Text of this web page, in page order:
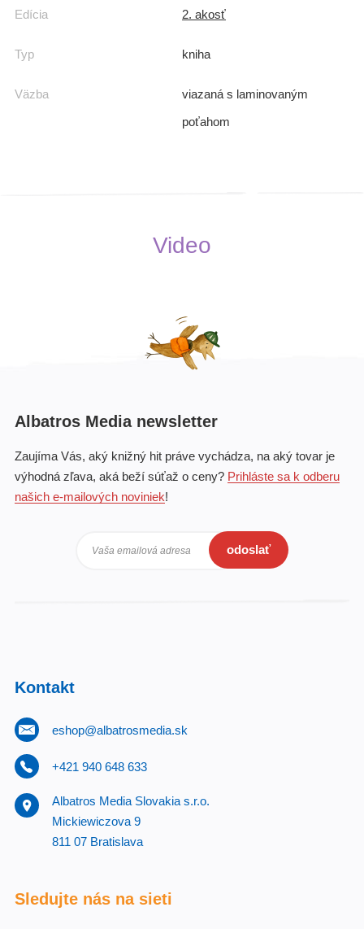
Edícia 2. akosť
Typ kniha
Väzba
viazaná s laminovaným
poťahom
Video
Albatros Media newsletter
Zaujíma Vás, aký knižný hit práve vychádza, na aký tovar je
výhodná zľava, aká beží súťaž o ceny? Prihláste sa k odberu
našich e-mailových noviniek!
Vaša emailová adresa odoslať
Kontakt
eshop@albatrosmedia.sk
+421 940 648 633
Albatros Media Slovakia s.r.o.
Mickiewiczova 9
811 07 Bratislava
Sledujte nás na sieti